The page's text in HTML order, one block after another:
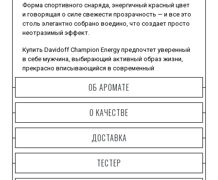
Форма спортивного снаряда, энергичный красный цвет
и говорящая о силе свежести прозрачность — и все это
столь элегантно собрано воедино, что создает просто
неотразимый эффект.
Купить Davidoff Champion Energy предпочтет уверенный
в себе мужчина, выбирающий активный образ жизни,
прекрасно вписывающийся в современный
стремительный ритм, наполненный динамизмом,
созидательной энергетикой и умеющий добиваться
самых высоких целей.
Герой этого парфюма отДавидофф
находчив и решителен, нацелен на победу и не привык
Фужерный пряный аромат Davidoff Champion Energy
ОБ АРОМАТЕ
О КАЧЕСТВЕ
ДОСТАВКА
ТЕСТЕР